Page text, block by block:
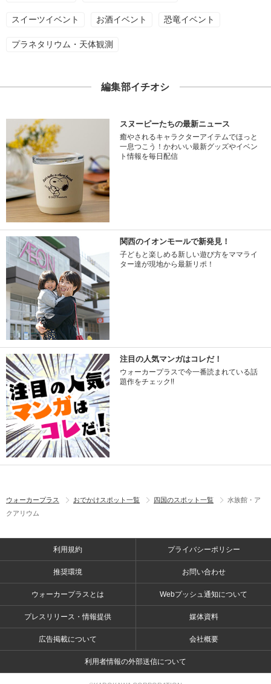
スイーツイベント お酒イベント 恐竜イベント
プラネタリウム・天体観測
編集部イチオシ
スヌーピーたちの最新ニュース
癒やされるキャラクターアイテムでほっと
一息つこう！かわいい最新グッズやイベン
ト情報を毎日配信
関西のイオンモールで新発見！
子どもと楽しめる新しい遊び方をママライ
ター達が現地から最新リポ！
注目の人気マンガはコレだ！
ウォーカープラスで今一番読まれている話
題作をチェック!!
ウォーカープラス おでかけスポット一覧 四国のスポット一覧
水族館・ア
クアリウム
利用規約 プライバシーポリシー
推奨環境 お問い合わせ
ウォーカープラスとは Webプッシュ通知について
プレスリリース・情報提供 媒体資料
広告掲載について 会社概要
利用者情報の外部送信について